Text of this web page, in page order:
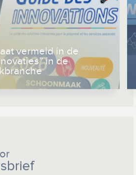
vermeld in de
in de